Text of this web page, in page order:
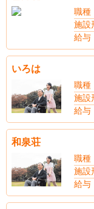
職種
施設
給与
いろは
職種
施設
給与
和泉荘
職種
施設
給与